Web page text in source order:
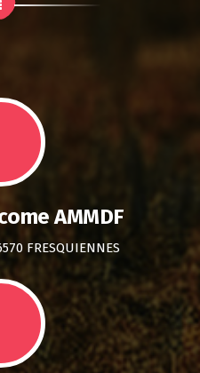
AMMDF
FRESQUIENNES